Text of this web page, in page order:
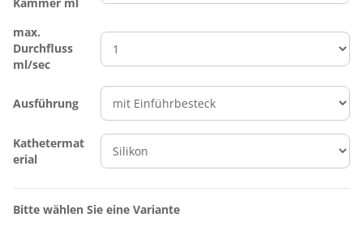
max.
Durchfluss
ml/sec
Ausführung
Kathetermat
erial
Bitte wählen Sie eine Variante